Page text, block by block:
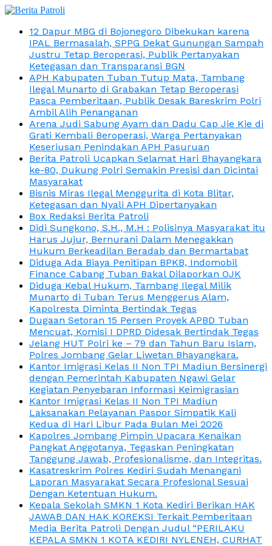
12 Dapur MBG di Bojonegoro Dibekukan karena
IPAL Bermasalah, SPPG Dekat Gunungan Sampah
Justru Tetap Beroperasi, Publik Pertanyakan
Ketegasan dan Transparansi BGN
APH Kabupaten Tuban Tutup Mata, Tambang
Ilegal Munarto di Grabakan Tetap Beroperasi
Pasca Pemberitaan, Publik Desak Bareskrim Polri
Ambil Alih Penanganan
Arena Judi Sabung Ayam dan Dadu Cap Jie Kie di
Grati Kembali Beroperasi, Warga Pertanyakan
Keseriusan Penindakan APH Pasuruan
Berita Patroli Ucapkan Selamat Hari Bhayangkara
ke-80, Dukung Polri Semakin Presisi dan Dicintai
Masyarakat
Bisnis Miras Ilegal Menggurita di Kota Blitar,
Ketegasan dan Nyali APH Dipertanyakan
Box Redaksi Berita Patroli
Didi Sungkono, S.H., M.H : Polisinya Masyarakat itu
Harus Jujur, Bernurani Dalam Menegakkan
Hukum Berkeadilan Beradab dan Bermartabat
Diduga Ada Biaya Penitipan BPKB, Indomobil
Finance Cabang Tuban Bakal Dilaporkan OJK
Diduga Kebal Hukum, Tambang Ilegal Milik
Munarto di Tuban Terus Menggerus Alam,
Kapolresta Diminta Bertindak Tegas
Dugaan Setoran 15 Persen Proyek APBD Tuban
Mencuat, Komisi I DPRD Didesak Bertindak Tegas
Jelang HUT Polri ke – 79 dan Tahun Baru Islam,
Polres Jombang Gelar Liwetan Bhayangkara.
Kantor Imigrasi Kelas II Non TPI Madiun Bersinergi
dengan Pemerintah Kabupaten Ngawi Gelar
Kegiatan Penyebaran Informasi Keimigrasian
Kantor Imigrasi Kelas II Non TPI Madiun
Laksanakan Pelayanan Paspor Simpatik Kali
Kedua di Hari Libur Pada Bulan Mei 2026
Kapolres Jombang Pimpin Upacara Kenaikan
Pangkat Anggotanya, Tegaskan Peningkatan
Tanggung Jawab, Profesionalisme, dan Integritas.
Kasatreskrim Polres Kediri Sudah Menangani
Laporan Masyarakat Secara Profesional Sesuai
Dengan Ketentuan Hukum.
Kepala Sekolah SMKN 1 Kota Kediri Berikan HAK
JAWAB DAN HAK KOREKSI Terkait Pemberitaan
Media Berita Patroli Dengan Judul “PERILAKU
KEPALA SMKN 1 KOTA KEDIRI NYLENEH, CURHAT